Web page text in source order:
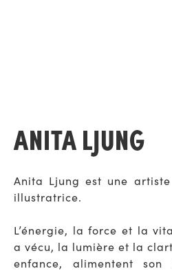
ANITA LJUNG
Anita Ljung est une
illustratrice.
L’énergie, la force et la
a vécu, la lumière et la
enfance, alimentent